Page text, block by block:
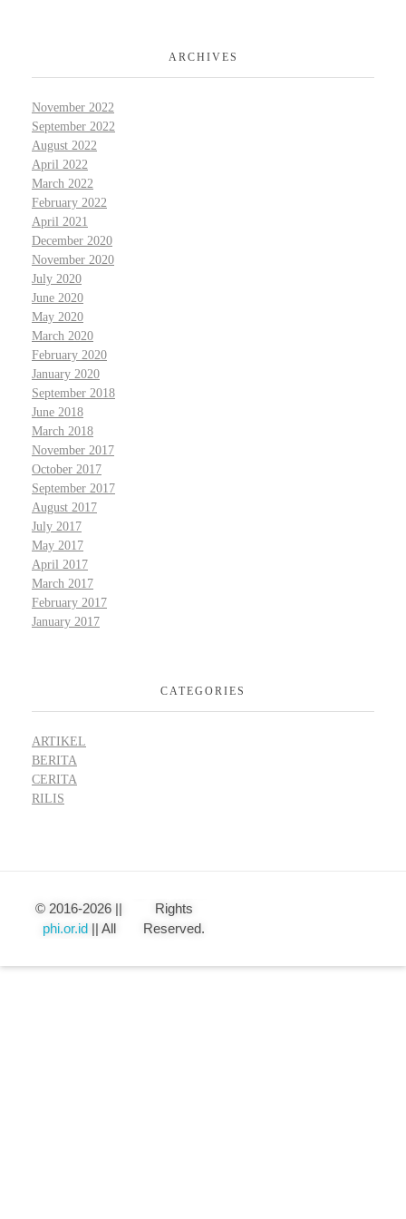
ARCHIVES
November 2022
September 2022
August 2022
April 2022
March 2022
February 2022
April 2021
December 2020
November 2020
July 2020
June 2020
May 2020
March 2020
February 2020
January 2020
September 2018
June 2018
March 2018
November 2017
October 2017
September 2017
August 2017
July 2017
May 2017
April 2017
March 2017
February 2017
January 2017
CATEGORIES
ARTIKEL
BERITA
CERITA
RILIS
© 2016-2026 ||
phi.or.id|| All
Rights
Reserved.